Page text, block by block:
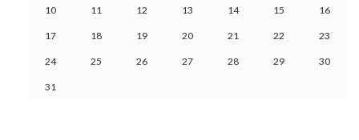
10 11 12 13 14 15 16
17 18 19 20 21 22 23
24 25 26 27 28 29 30
31